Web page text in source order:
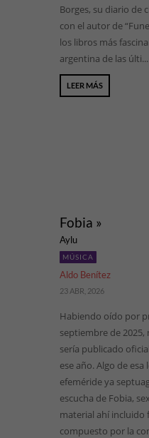
Borges, su diario de
con el autor de
los libros más
argentina de las últi...
LEER MÁS
Fobia »
Aylu
MÚSICA
Aldo Benítez
23 ABR, 2026
Habiendo oído por
septiembre de
sería publicado
ese año. Algo de
efeméride ya
escucha de Fobia,
material ahí incluido
compuesto por la